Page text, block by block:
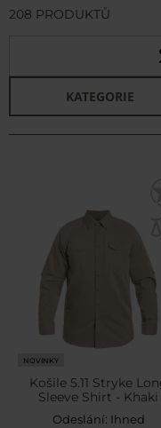
KATEGORIE
208 PRODUKTŮ
NOVINKY
Košile 5.11 Stryke
Sleeve Shirt - Khaki
Odeslání: Ihned